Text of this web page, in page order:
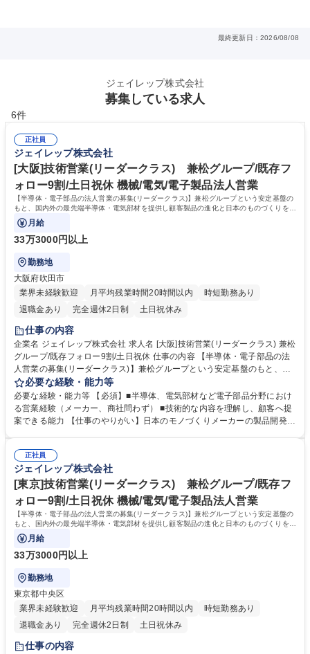
最終更新日：2026/08/08
ジェイレップ株式会社
募集している求人
6件
正社員
ジェイレップ株式会社
[大阪]技術営業(リーダークラス) 兼松グループ/既存フ
ォロー9割/土日祝休 機械/電気/電子製品法人営業
【半導体・電子部品の法人営業の募集(リーダークラス)】兼松グループという安定基盤の
もと、国内外の最先端半導体・電気部材を提供し顧客製品の進化と日本のものづくりを技
術と提案で支えることがミッションです。
月給
33万3000円以上
勤務地
大阪府吹田市
業界未経験歓迎
月平均残業時間20時間以内
時短勤務あり
退職金あり
完全週休2日制 土日祝休み
仕事の内容
企業名 ジェイレップ株式会社 求人名 [大阪]技術営業(リーダークラス) 兼松
グループ/既存フォロー9割/土日祝休 仕事の内容 【半導体・電子部品の法
人営業の募集(リーダークラス)】兼松グループという安定基盤のもと、国
内外の最先端半導体・電気部材を提供し顧客製品の進化と日本のものづく
りを技術と提案で支えることがミッションです。 ■顧客の設計段階から参
画し、最適な取扱製品の提案、技術打合せを実施し、仕様確定までの折衝
を行う。 ■顧客(大手～中小のパワーエレクトロニクス設計製造業)への提
納期折衝、受発注・在庫管理業務。 募集職種 [大阪]技術営業(リーダーク
ラス) 兼松グループ/既存フォロー9割/土日祝休
必要な経験・能力等
必要な経験・能力等 【必須】■半導体、電気部材など電子部品分野におけ
る営業経験（メーカー、商社問わず） ■技術的な内容を理解し、顧客へ提
案できる能力 【仕事のやりがい】日本のモノづくりメーカーの製品開発
の安定基盤と、年間休日125日、残業少なめ(月10～20時間以内）の環境
で、長期的に専門性を高めながらキャリアを築けます。 学歴・資格 学
歴：大学院 大学 高専 語学力： 資格：第一種運転免許普通自動車
正社員
ジェイレップ株式会社
[東京]技術営業(リーダークラス) 兼松グループ/既存フ
ォロー9割/土日祝休 機械/電気/電子製品法人営業
【半導体・電子部品の法人営業の募集(リーダークラス)】兼松グループという安定基盤の
もと、国内外の最先端半導体・電気部材を提供し顧客製品の進化と日本のものづくりを技
術と提案で支えることがミッションです。
月給
33万3000円以上
勤務地
東京都中央区
業界未経験歓迎
月平均残業時間20時間以内
時短勤務あり
退職金あり
完全週休2日制 土日祝休み
仕事の内容